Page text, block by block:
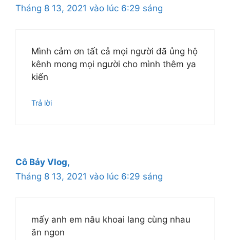
Tháng 8 13, 2021 vào lúc 6:29 sáng
Mình cảm ơn tất cả mọi người đã ủng hộ
kênh mong mọi người cho mình thêm ya
kiến
Trả lời
Cô Bảy Vlog,
Tháng 8 13, 2021 vào lúc 6:29 sáng
mấy anh em nâu khoai lang cùng nhau
ăn ngon